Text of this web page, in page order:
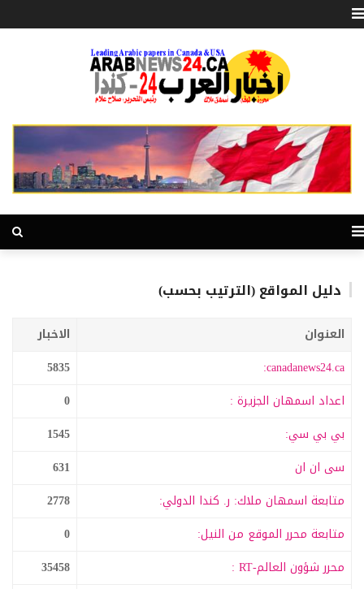
دليل المواقع (الترتيب بحسب)
العنوان
الاخبار
canadanews24.ca:
5835
اعداد اسمهان الجزيرة :
0
بي بي سي:
1545
سى ان ان
631
متابعة اسمهان ملاك: ر. كندا الدولي:
2778
متابعة محرر الموقع من النيل:
0
محرر شؤون العالم-RT :
35458